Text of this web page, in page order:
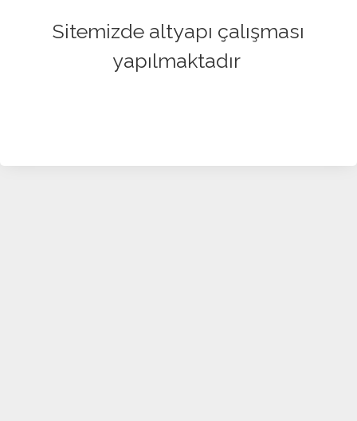
Sitemizde altyapı çalışması
yapılmaktadır